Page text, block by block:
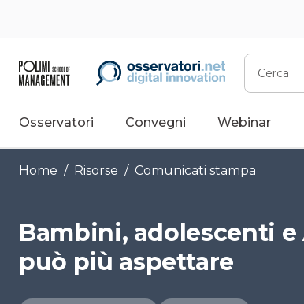
Cerca
Osservatori Convegni Webinar
Home / Risorse / Comunicati stampa
Bambini, adolescenti e
può più aspettare